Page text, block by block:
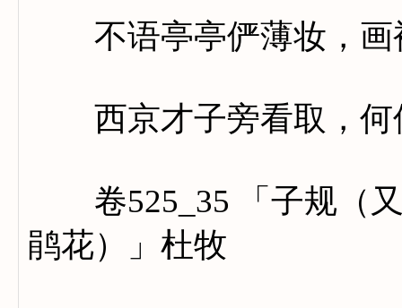
不语亭亭俨薄妆，画
西京才子旁看取，何
卷525_35 「子规（又
鹃花）」杜牧